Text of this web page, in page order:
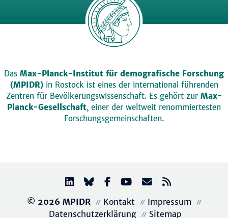
Das Max-Planck-Institut für demografische Forschung
(MPIDR)in Rostock ist eines der international führenden
Zentren für Bevölkerungswissenschaft. Es gehört zur Max-
Planck-Gesellschaft, einer der weltweit renommiertesten
Forschungsgemeinschaften.
© 2026 MPIDR Kontakt
Impressum
Datenschutzerklärung
Sitemap